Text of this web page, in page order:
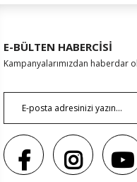
E-BÜLTEN HABERCİSİ
Kampanyalarımızdan haberdar